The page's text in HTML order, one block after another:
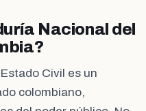
Nacional del
Civil es un
colombiano,